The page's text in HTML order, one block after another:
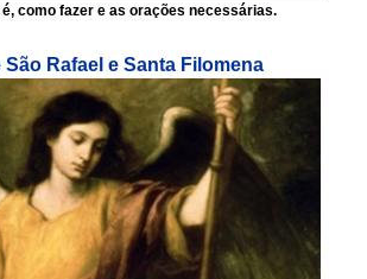
é, como fazer e as orações necessárias.
São Rafael e Santa Filomena